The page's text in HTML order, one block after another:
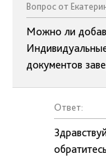
Вопрос от
Можно ли
документов
Ответ: